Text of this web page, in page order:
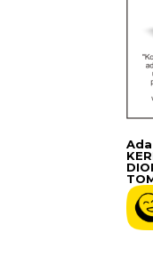
Ada